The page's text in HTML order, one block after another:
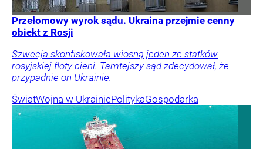
Przełomowy wyrok sądu. Ukraina przejmie cenny
obiekt z Rosji
Szwecja skonfiskowała wiosną jeden ze statków
rosyjskiej floty cieni. Tamtejszy sąd zdecydował, że
przypadnie on Ukrainie.
ŚwiatWojna w UkrainiePolitykaGospodarka